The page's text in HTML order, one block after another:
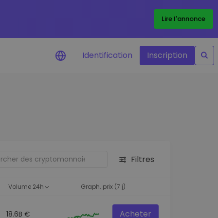
Lire l'annonce
d'investissement
Des informations pertinentes pour
Identification Inscription
Filtres
Volume 24h Graph. prix (7 j)
18.6B € Acheter